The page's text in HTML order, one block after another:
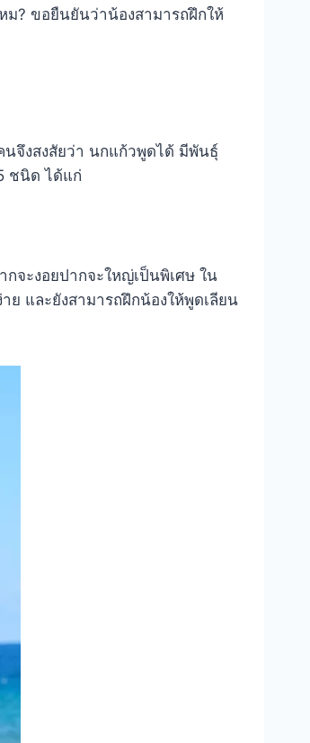
ม? ขอยืนยันว่าน้องสามารถฝึกให้
จึงสงสัยว่า นกแก้วพูดได้ มีพันธุ์
ชนิด ได้แก่
จะงอยปากจะใหญ่เป็นพิเศษ ใน
ย และยังสามารถฝึกน้องให้พูดเลียน